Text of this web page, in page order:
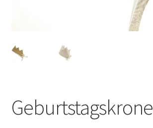
Geburtstagskrone